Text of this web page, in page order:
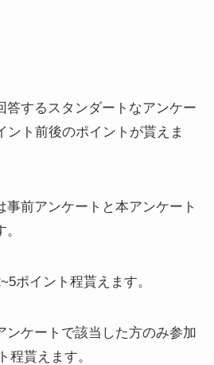
答するスタンダートなアンケー
ント前後のポイントが貰えま
事前アンケートと本アンケート
ポイント 程貰えます。
ンケートで該当した方のみ参加
程貰えます。